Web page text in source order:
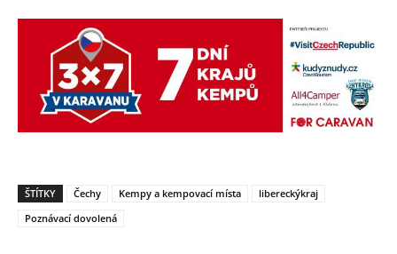
ŠTÍTKY Čechy Kempy a kempovací místa
libereckýkraj
Poznávací dovolená